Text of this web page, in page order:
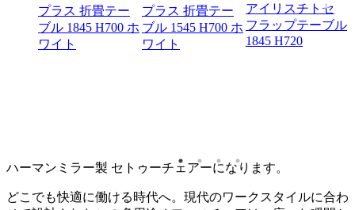
プラス 折畳テー
ブル 1845 H700 ホ
ワイト
プラス 折畳テー
ブル 1545 H700 ホ
ワイト
アイリスチトセ
フラップテーブル
1845 H720
ハーマンミラー製 セトゥーチェアーになります。
どこでも快適に働ける時代へ。現代のワークスタイルに合わ